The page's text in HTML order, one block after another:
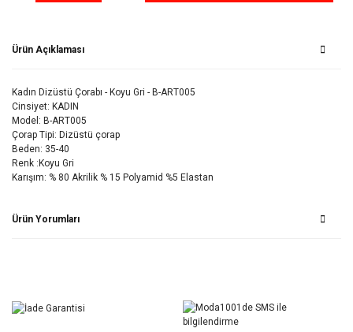
Ürün Açıklaması
Kadın Dizüstü Çorabı - Koyu Gri - B-ART005
Cinsiyet: KADIN
Model: B-ART005
Çorap Tipi: Dizüstü çorap
Beden: 35-40
Renk :Koyu Gri
Karışım: % 80 Akrilik % 15 Polyamid %5 Elastan
Ürün Yorumları
Yorum Yaz